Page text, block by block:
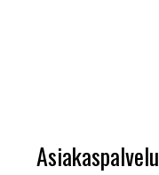
Asiakaspalvelu